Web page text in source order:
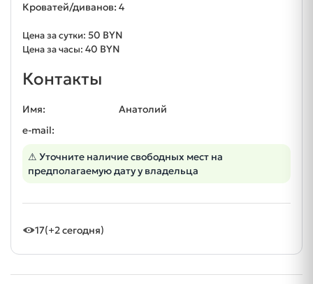
Кроватей/диванов: 4
Цена за сутки: 50 BYN
Цена за часы: 40 BYN
Контакты
Имя:
Анатолий
e-mail:
⚠ Уточните наличие свободных мест на
предполагаемую дату у владельца
17(+2 сегодня)